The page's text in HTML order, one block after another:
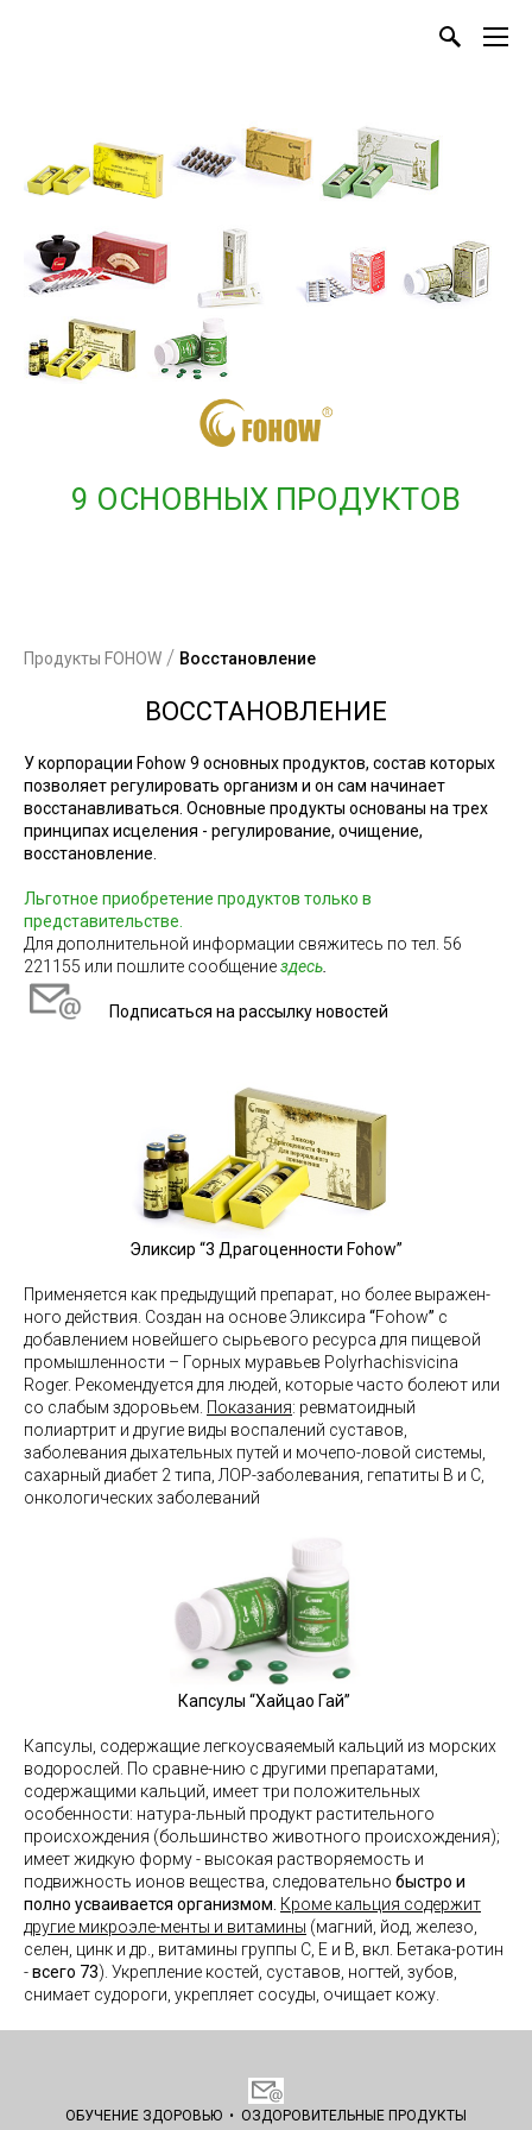
9 ОСНОВНЫХ ПРОДУКТОВ
Продукты FOHOW / Восстановление
ВОССТАНОВЛЕНИЕ
У корпорации Fohow 9 основных продуктов, состав которых
позволяет регулировать организм и он сам начинает
восстанавливаться. Основные продукты основаны на трех
принципах исцеления - регулирование, очищение,
восстановление.
Льготное приобретение продуктов только в
представительстве
Для дополнительной информации свяжитесь по тел. 56
221155 или пошлите сообщениездесь
Подписаться на рассылку новостей
Эликсир “3 Драгоценности Fohow”
Применяется как предыдущий препарат, но более выражен-
ного действия. Создан на основе Эликсира “Fohow” с
добавлением новейшего сырьевого ресурса для пищевой
промышленности – Горных муравьев Polyrhachisvicina
Roger. Рекомендуется для людей, которые часто болеют или
co слабым здоровьeм. Показания: pевматоидный
полиартрит и другие виды воспалений суставов,
заболевания дыхательных путей и мочепо-ловой системы,
сахарный диабет 2 типа, ЛОР-заболевания, гепатиты В и С,
онкологических заболеваний
Капсулы “Хайцао Гай”
Капсулы, содержащие легкоусваяемый кальций из морских
водорослей. По сравне-нию с другими препаратами,
содержащими кальций, имеет три положительных
особенности: натура-льный продукт растительного
происхождения (большинство животного происхождения);
имеет жидкую форму - высокая растворяемость и
подвижность ионов вещества, следовательно быстро и
полно усваивается организмом. Кроме кальция содержит
другие микроэле-менты и витамины (магний, йод, железо,
селен, цинк и др., витамины группы C, E и В, вкл. Бетака-ротин
-всего 73). Укрепление костей, суставов, ногтей, зубов,
снимает судороги, укрепляет сосуды, очищает кожу.
ОБУЧЕНИЕ ЗДОРОВЬЮ • ОЗДОРОВИТЕЛЬНЫЕ ПРОДУКТЫ